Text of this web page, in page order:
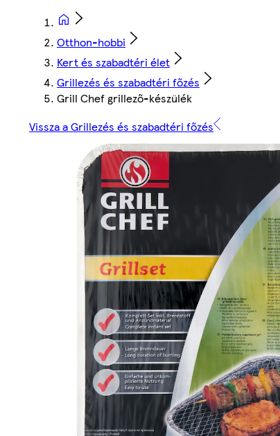
Otthon-hobbi
Kert és szabadtéri élet
Grillezés és szabadtéri főzés
Grill Chef grillező-készülék
Vissza a Grillezés és szabadtéri főzés